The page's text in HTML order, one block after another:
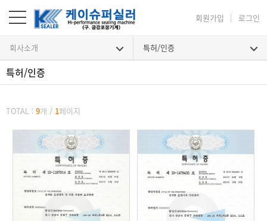
회원가입 로그인
회사소개 특허/인증
특허/인증
TOTAL : 9개 / 1페이지